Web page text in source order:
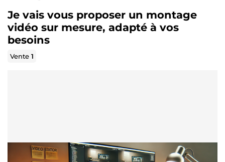
Je vais vous proposer un montage
vidéo sur mesure, adapté à vos
besoins
Vente1